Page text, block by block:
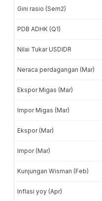
Gini rasio (Sem2)
PDB ADHK (Q1)
Nilai Tukar USDIDR
Neraca perdagangan (Mar)
Ekspor Migas (Mar)
Impor Migas (Mar)
Ekspor (Mar)
Impor (Mar)
Kunjungan Wisman (Feb)
Inflasi yoy (Apr)